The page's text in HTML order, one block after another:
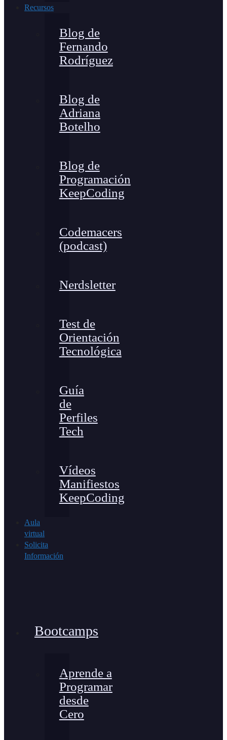
Recursos
Blog de
Fernando
Rodríguez
Blog de
Adriana
Botelho
Blog de
Programación
KeepCoding
Codemacers
(podcast)
Nerdsletter
Test de
Orientación
Tecnológica
Guía
de
Perfiles
Tech
Vídeos
Manifiestos
KeepCoding
Aula
virtual
Solicita
Información
Bootcamps
Aprende a
Programar
desde
Cero